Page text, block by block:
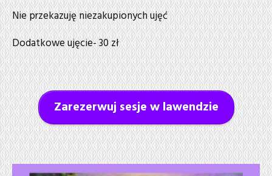
Nie przekazuję niezakupionych ujęć
Dodatkowe ujęcie- 30 zł
Zarezerwuj sesje w lawendzie